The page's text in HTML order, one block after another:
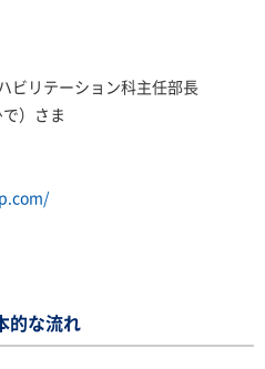
ビリテーション科主任部長
）さま
的な流れ